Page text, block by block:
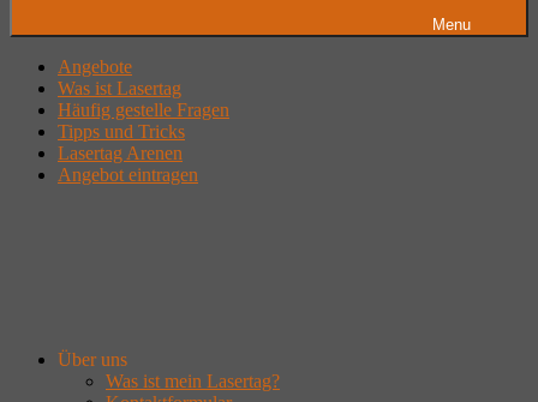
Menu
Angebote
Was ist Lasertag
Häufig gestelle Fragen
Tipps und Tricks
Lasertag Arenen
Angebot eintragen
Über uns
Was ist mein Lasertag?